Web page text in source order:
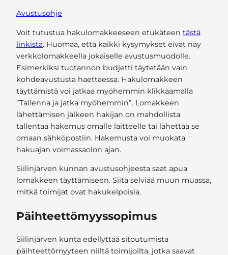
Avustusohje
Voit tutustua hakulomakkeeseen etukäteen tästä
linkistä. Huomaa, että kaikki kysymykset eivät näy
verkkolomakkeella jokaiselle avustusmuodolle.
Esimerkiksi tuotannon budjetti täytetään vain
kohdeavustusta haettaessa. Hakulomakkeen
täyttämistä voi jatkaa myöhemmin klikkaamalla
”Tallenna ja jatka myöhemmin”. Lomakkeen
lähettämisen jälkeen hakijan on mahdollista
tallentaa hakemus omalle laitteelle tai lähettää se
omaan sähköpostiin. Hakemusta voi muokata
hakuajan voimassaolon ajan.
Siilinjärven kunnan avustusohjeesta saat apua
lomakkeen täyttämiseen. Siitä selviää muun muassa,
mitkä toimijat ovat hakukelpoisia.
Päihteettömyyssopimus
Siilinjärven kunta edellyttää sitoutumista
päihteettömyyteen niiltä toimijoilta, jotka saavat